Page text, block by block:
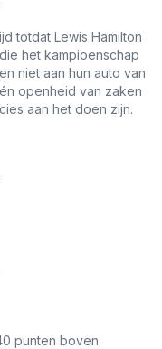
totdat Lewis Hamilton
het kampioenschap
niet aan hun auto van
openheid van zaken
aan het doen zijn.
punten boven